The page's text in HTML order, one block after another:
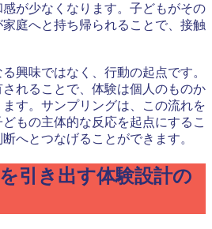
が少なくなります。子どもがその
庭へと持ち帰られることで、接触
興味ではなく、行動の起点です。
れることで、体験は個人のものか
す。サンプリングは、この流れを
もの主体的な反応を起点にするこ
へとつなげることができます。
引き出す体験設計の